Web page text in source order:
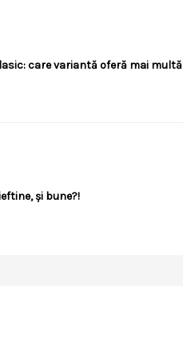
care variantă oferă mai multă
și bune?!